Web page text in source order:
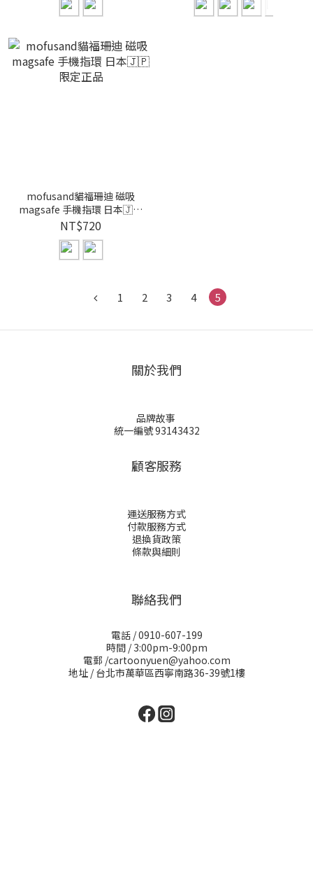
mofusand貓福珊迪 磁吸
magsafe 手機指環 日本🇯🇵
限定正品
NT$720
1 2 3 4 5
關於我們
品牌故事
統一編號 93143432
顧客服務
運送服務方式
付款服務方式
退換貨政策
條款與細則
聯絡我們
電話 / 0910-607-199
時間 / 3:00pm-9:00pm
電郵 /cartoonyuen@yahoo.com
地址 / 台北市萬華區西寧南路36-39號1樓